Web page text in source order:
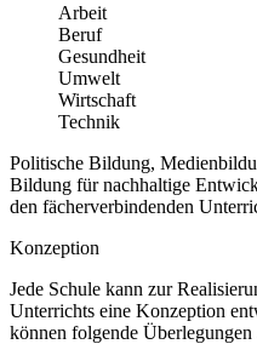
Arbeit
Beruf
Gesundheit
Umwelt
Wirtschaft
Technik
Politische Bildung,
Bildung für nachhaltige
den fächerverbindenden
Konzeption
Jede Schule kann zur
Unterrichts eine Konzeption
können folgende Überlegungen